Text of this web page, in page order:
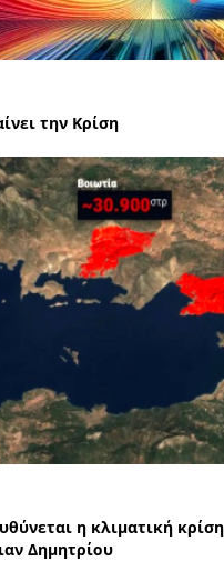
την Κρίση
η κλιματική
Δημητρίου